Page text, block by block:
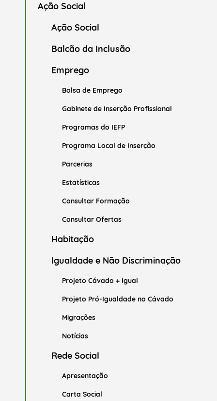
Ação Social
Ação Social
Balcão da Inclusão
Emprego
Bolsa de Emprego
Gabinete de Inserção Profissional
Programas do IEFP
Programa Local de Inserção
Parcerias
Estatísticas
Consultar Formação
Consultar Ofertas
Habitação
Igualdade e Não Discriminação
Projeto Cávado + Igual
Projeto Pró-Igualdade no Cávado
Migrações
Notícias
Rede Social
Apresentação
Carta Social